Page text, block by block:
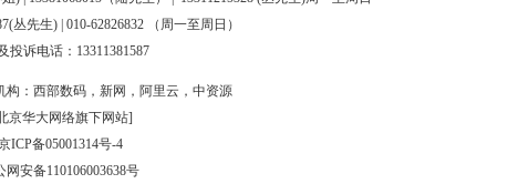
丛先生) | 010-62826832 （周一至周日）
投诉电话：13311381587
构：西部数码，新网，阿里云，中资源
京华大网络旗下网站]
ICP备05001314号-4
网安备110106003638号